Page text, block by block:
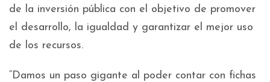
de la inversión pública con el objetivo de promover
el desarrollo, la igualdad y garantizar el mejor uso
de los recursos.
“Damos un paso gigante al poder contar con fichas